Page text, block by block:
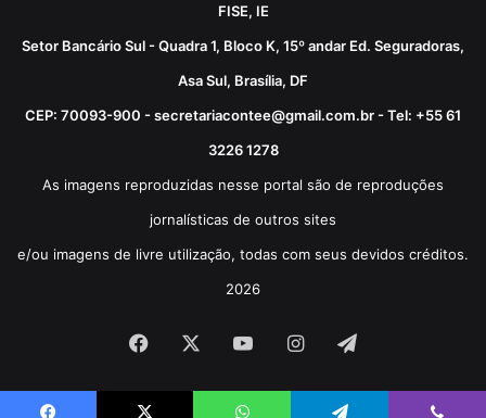
FISE, IE
Setor Bancário Sul - Quadra 1, Bloco K, 15º andar Ed. Seguradoras,
Asa Sul, Brasília, DF
CEP: 70093-900 - secretariacontee@gmail.com.br - Tel: +55 61
3226 1278
As imagens reproduzidas nesse portal são de reproduções
jornalísticas de outros sites
e/ou imagens de livre utilização, todas com seus devidos créditos.
2026
Facebook YouTubeInstagram